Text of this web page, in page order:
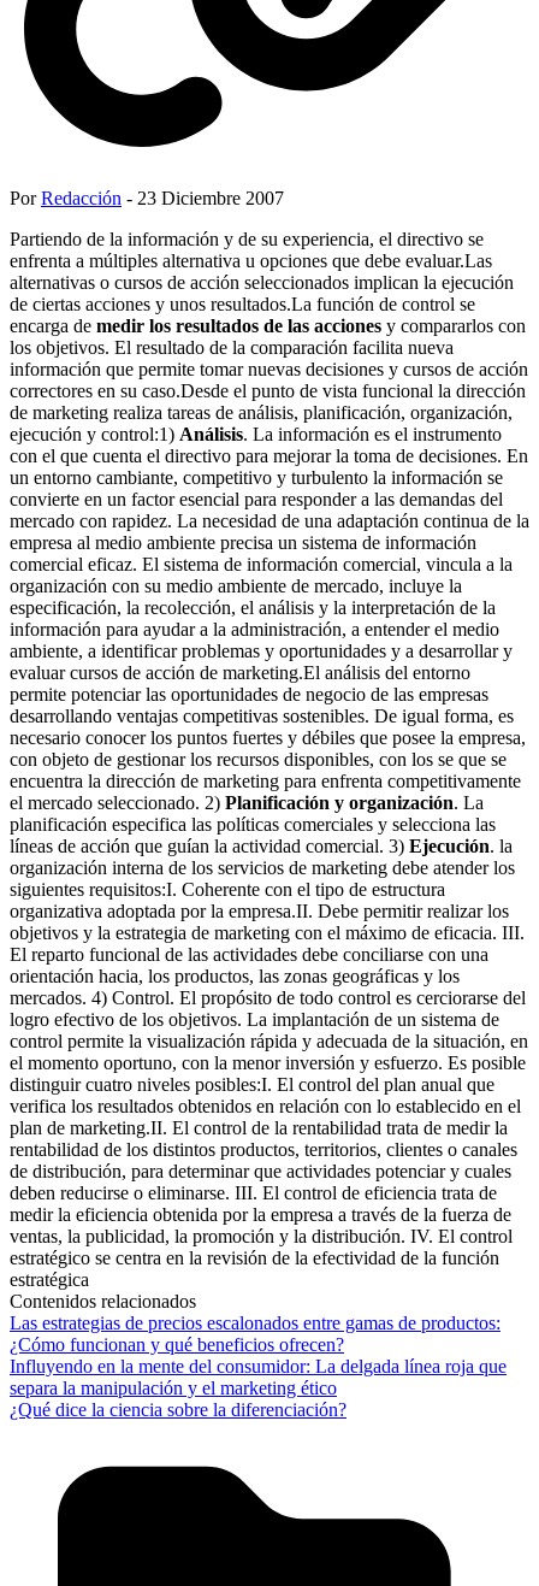
PorRedacción - 23 Diciembre 2007
Partiendo de la información y de su experiencia, el directivo se
enfrenta a múltiples alternativa u opciones que debe evaluar.Las
alternativas o cursos de acción seleccionados implican la ejecución
de ciertas acciones y unos resultados.La función de control se
encarga de medir los resultados de las acciones y compararlos con
los objetivos. El resultado de la comparación facilita nueva
información que permite tomar nuevas decisiones y cursos de acción
correctores en su caso.Desde el punto de vista funcional la dirección
de marketing realiza tareas de análisis, planificación, organización,
ejecución y control:1) Análisis. La información es el instrumento
con el que cuenta el directivo para mejorar la toma de decisiones. En
un entorno cambiante, competitivo y turbulento la información se
convierte en un factor esencial para responder a las demandas del
mercado con rapidez. La necesidad de una adaptación continua de la
empresa al medio ambiente precisa un sistema de información
comercial eficaz. El sistema de información comercial, vincula a la
organización con su medio ambiente de mercado, incluye la
especificación, la recolección, el análisis y la interpretación de la
información para ayudar a la administración, a entender el medio
ambiente, a identificar problemas y oportunidades y a desarrollar y
evaluar cursos de acción de marketing.El análisis del entorno
permite potenciar las oportunidades de negocio de las empresas
desarrollando ventajas competitivas sostenibles. De igual forma, es
necesario conocer los puntos fuertes y débiles que posee la empresa,
con objeto de gestionar los recursos disponibles, con los se que se
encuentra la dirección de marketing para enfrenta competitivamente
el mercado seleccionado. 2) Planificación y organización. La
planificación especifica las políticas comerciales y selecciona las
líneas de acción que guían la actividad comercial. 3) Ejecución. la
organización interna de los servicios de marketing debe atender los
siguientes requisitos:I. Coherente con el tipo de estructura
organizativa adoptada por la empresa.II. Debe permitir realizar los
objetivos y la estrategia de marketing con el máximo de eficacia. III.
El reparto funcional de las actividades debe conciliarse con una
orientación hacia, los productos, las zonas geográficas y los
mercados. 4) Control. El propósito de todo control es cerciorarse del
logro efectivo de los objetivos. La implantación de un sistema de
control permite la visualización rápida y adecuada de la situación, en
el momento oportuno, con la menor inversión y esfuerzo. Es posible
distinguir cuatro niveles posibles:I. El control del plan anual que
verifica los resultados obtenidos en relación con lo establecido en el
plan de marketing.II. El control de la rentabilidad trata de medir la
rentabilidad de los distintos productos, territorios, clientes o canales
de distribución, para determinar que actividades potenciar y cuales
deben reducirse o eliminarse. III. El control de eficiencia trata de
medir la eficiencia obtenida por la empresa a través de la fuerza de
ventas, la publicidad, la promoción y la distribución. IV. El control
estratégico se centra en la revisión de la efectividad de la función
estratégica
Contenidos relacionados
Las estrategias de precios escalonados entre gamas de productos:
¿Cómo funcionan y qué beneficios ofrecen?
Influyendo en la mente del consumidor: La delgada línea roja que
separa la manipulación y el marketing ético
¿Qué dice la ciencia sobre la diferenciación?